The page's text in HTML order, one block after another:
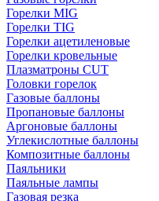
Горелки MIG
Горелки TIG
Горелки ацетиленовые
Горелки кровельные
Плазматроны CUT
Головки горелок
Газовые баллоны
Пропановые баллоны
Аргоновые баллоны
Углекислотные баллоны
Композитные баллоны
Паяльники
Паяльные лампы
Газовая резка